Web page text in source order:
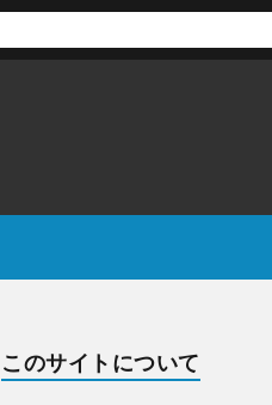
このサイトについて